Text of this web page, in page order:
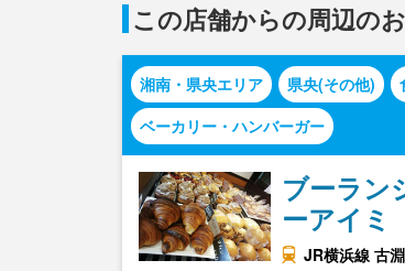
この店舗からの周辺の
湘南・県央エリア 県央(その他)
ベーカリー・ハンバーガー
ブーラン
ーアイミ
JR横浜線 古